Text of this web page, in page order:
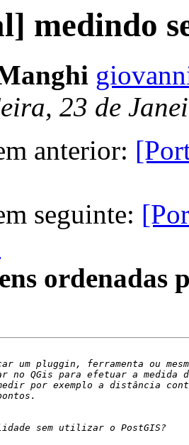
medindo
23 de
anterior:
seguinte:
ordenadas